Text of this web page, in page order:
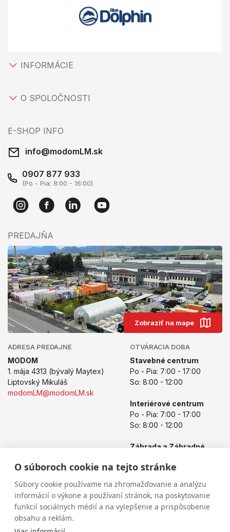
O súboroch cookie na tejto stránke
Súbory cookie používame na zhromažďovanie a analýzu
informácií o výkone a používaní stránok, na poskytovanie
funkcií sociálnych médií a na vylepšenie a prispôsobenie
obsahu a reklám.
INFORMÁCIE
O SPOLOČNOSTI
E-SHOP INFO
info@modomLM.sk
0907 877 933
(Po - Pia: 8:00 - 16:00)
PREDAJŇA
Zobraziť na mape
ADRESA PREDAJNE
MODOM
1. mája 4313 (bývalý Maytex)
Liptovský Mikuláš
modomLM@modomLM.sk
OTVÁRACIA DOBA
Stavebné centrum
Po - Pia: 7:00 - 17:00
So: 8:00 - 12:00
Interiérové centrum
Po - Pia: 7:00 - 17:00
So: 8:00 - 12:00
Záhrada a Záhradné
Po - Pia: 8:00 - 17:00
So: 8:00 - 12:00